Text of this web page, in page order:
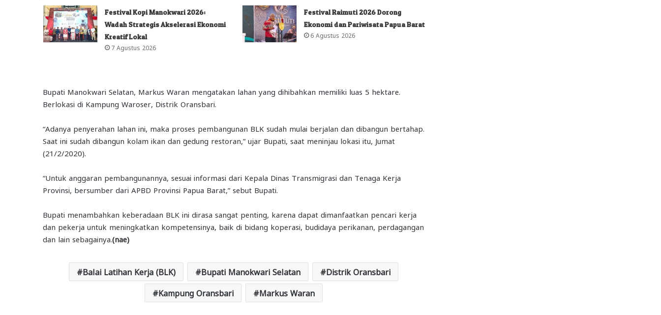
Festival Kopi Manokwari 2026:
Wadah Strategis Akselerasi Ekonomi
Kreatif Lokal
7 Agustus 2026
Festival Raimuti 2026 Dorong
Ekonomi dan Pariwisata Papua Barat
6 Agustus 2026
Bupati Manokwari Selatan, Markus Waran mengatakan lahan yang dihibahkan memiliki luas 5 hektare.
Berlokasi di Kampung Waroser, Distrik Oransbari.
“Adanya penyerahan lahan ini, maka proses pembangunan BLK sudah mulai berjalan dan dibangun bertahap.
Saat ini sudah dibangun kolam ikan dan gedung restoran,” ujar Bupati, saat meninjau lokasi itu, Jumat
(21/2/2020).
“Untuk anggaran pembangunannya, sesuai informasi dari Kepala Dinas Transmigrasi dan Tenaga Kerja
Provinsi, bersumber dari APBD Provinsi Papua Barat,” sebut Bupati.
Bupati menambahkan keberadaan BLK ini dirasa sangat penting, karena dapat dimanfaatkan pencari kerja
dan pekerja untuk meningkatkan kompetensinya, baik di bidang koperasi, budidaya perikanan, perdagangan
dan lain sebagainya. (nae)
Balai Latihan Kerja (BLK) Bupati Manokwari Selatan Distrik Oransbari
Kampung Oransbari Markus Waran